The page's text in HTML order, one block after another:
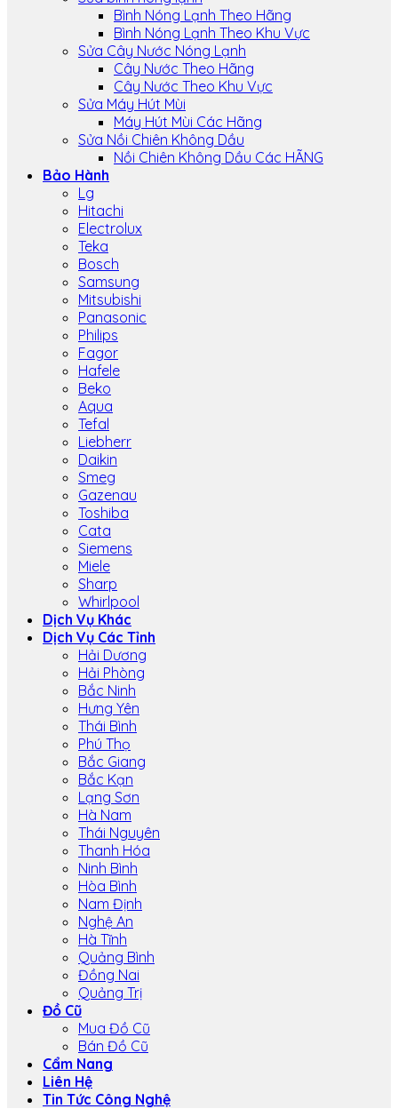
Bình Nóng Lạnh Theo Hãng
Bình Nóng Lạnh Theo Khu Vực
Sửa Cây Nước Nóng Lạnh
Cây Nước Theo Hãng
Cây Nước Theo Khu Vực
Sửa Máy Hút Mùi
Máy Hút Mùi Các Hãng
Sửa Nồi Chiên Không Dầu
Nồi Chiên Không Dầu Các HÃNG
Bảo Hành
Lg
Hitachi
Electrolux
Teka
Bosch
Samsung
Mitsubishi
Panasonic
Philips
Fagor
Hafele
Beko
Aqua
Tefal
Liebherr
Daikin
Smeg
Gazenau
Toshiba
Cata
Siemens
Miele
Sharp
Whirlpool
Dịch Vụ Khác
Dịch Vụ Các Tỉnh
Hải Dương
Hải Phòng
Bắc Ninh
Hưng Yên
Thái Bình
Phú Thọ
Bắc Giang
Bắc Kạn
Lạng Sơn
Hà Nam
Thái Nguyên
Thanh Hóa
Ninh Bình
Hòa Bình
Nam Định
Nghệ An
Hà Tĩnh
Quảng Bình
Đồng Nai
Quảng Trị
Đồ Cũ
Mua Đồ Cũ
Bán Đồ Cũ
Cẩm Nang
Liên Hệ
Tin Tức Công Nghệ